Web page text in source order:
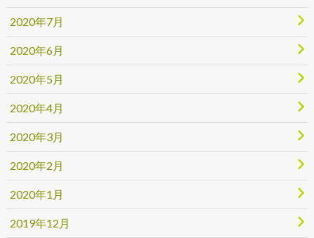
2020年7月
2020年6月
2020年5月
2020年4月
2020年3月
2020年2月
2020年1月
2019年12月